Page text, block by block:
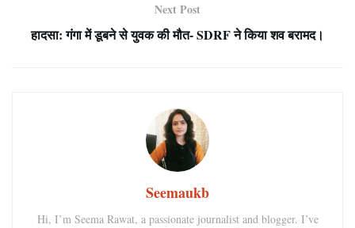
Next Post
हादसा: गंगा में डूबने से युवक की मौत- SDRF ने किया शव बरामद।
Seemaukb
Hi, I’m Seema Rawat, a passionate journalist and blogger. I’ve